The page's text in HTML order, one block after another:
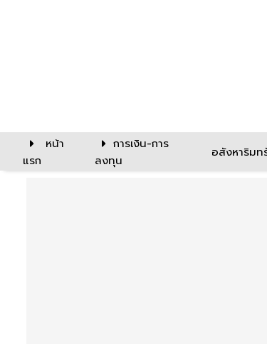
หน้า
แรก
การเงิน-การ
ลงทุน
อสังหาริม